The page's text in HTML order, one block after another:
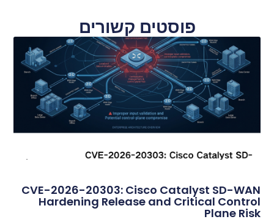
פוסטים קשורים
CVE-2026-20303: Cisco Catalyst SD-WAN
Hardening Release and Critical Control
Plane Risk